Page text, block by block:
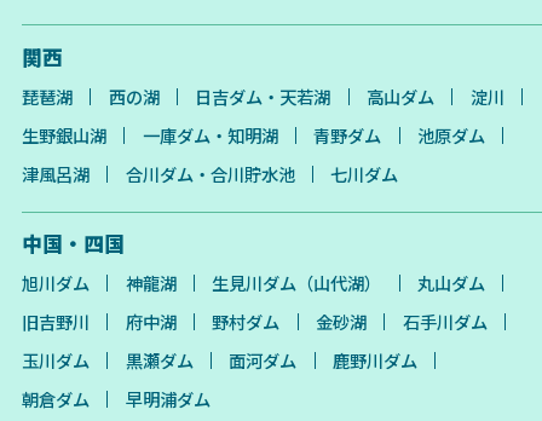
関西
琵琶湖 西の湖 日吉ダム・天若湖 高山ダム
淀川
生野銀山湖
一庫ダム・知明湖 青野ダム
池原ダム
津風呂湖
合川ダム・合川貯水池 七川ダム
中国・四国
旭川ダム 神龍湖 生見川ダム（山代湖）
丸山ダム
旧吉野川
府中湖 野村ダム 金砂湖
石手川ダム
玉川ダム
黒瀬ダム 面河ダム
鹿野川ダム
朝倉ダム
早明浦ダム